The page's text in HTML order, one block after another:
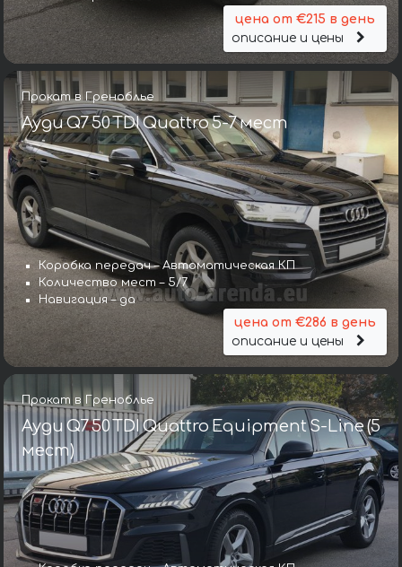
цена от €215 в день
описание и цены
Прокат в Греноблье
Ауди Q7 50 TDI Quattro 5-7 мест
Коробка передач – Автоматическая КП
Количество мест – 5/7
Навигация – да
цена от €286 в день
описание и цены
Прокат в Греноблье
Ауди Q7 50 TDI Quattro Equipment S-Line (5
мест)